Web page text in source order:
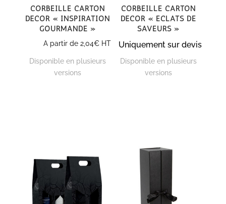
Corbeille carton
décor « Inspiration
gourmande »
A partir de2,04€ HT
Disponible en plusieurs
versions
Corbeille carton
décor « Eclats de
saveurs »
Uniquement sur devis
Disponible en plusieurs
versions